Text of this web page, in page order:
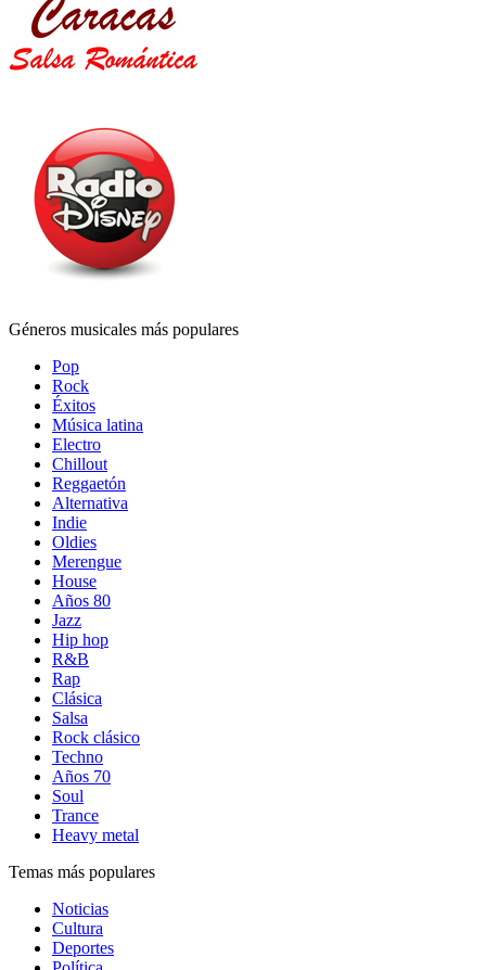
Géneros musicales más populares
Pop
Rock
Éxitos
Música latina
Electro
Chillout
Reggaetón
Alternativa
Indie
Oldies
Merengue
House
Años 80
Jazz
Hip hop
R&B
Rap
Clásica
Salsa
Rock clásico
Techno
Años 70
Soul
Trance
Heavy metal
Temas más populares
Noticias
Cultura
Deportes